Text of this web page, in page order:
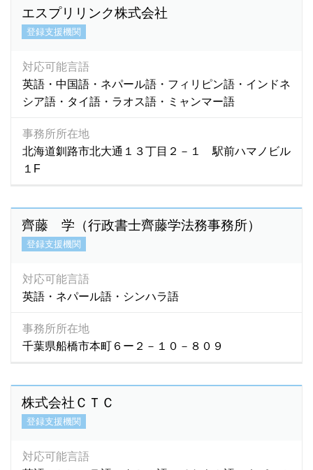
エスプリリンク株式会社
登録支援機関
対応可能言語
英語・中国語・ネパール語・フィリピン語・インドネ
シア語・タイ語・ラオス語・ミャンマー語
事務所所在地
北海道釧路市北大通１３丁目２－１ 駅前ハマノビル
１F
齊藤 学（行政書士齊藤学法務事務所）
登録支援機関
対応可能言語
英語・ネパール語・シンハラ語
事務所所在地
千葉県船橋市本町６ー２－１０－８０９
株式会社ＣＴＣ
登録支援機関
対応可能言語